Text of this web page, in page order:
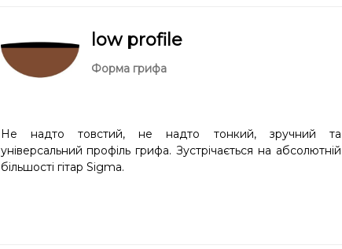
low profile
Форма грифа
Не надто товстий, не надто тонкий, зручний та
універсальний профіль грифа. Зустрічається на абсолютній
більшості гітар Sigma.